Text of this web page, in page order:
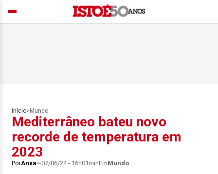
Início> Mundo
Mediterrâneo bateu novo
recorde de temperatura em
2023
PorAnsa 07/06/24 - 16h01minEmMundo